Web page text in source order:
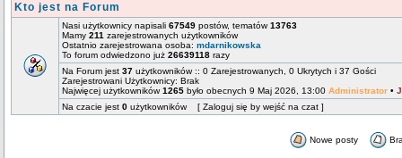
Kto jest na Forum
Nasi użytkownicy napisali 67549 postów, tematów13763
Mamy 211 zarejestrowanych użytkowników
Ostatnio zarejestrowana osoba: mdarnikowska
To forum odwiedzono już 26639118 razy
Na Forum jest 37 użytkowników :: 0 Zarejestrowanych, 0 Ukrytych i 37 Gości
Zarejestrowani Użytkownicy: Brak
Najwięcej użytkowników1265 było obecnych 9 Maj 2026, 13:00 Administrator •
Na czacie jest 0 użytkowników [ Zaloguj się by wejść na czat ]
Nowe posty